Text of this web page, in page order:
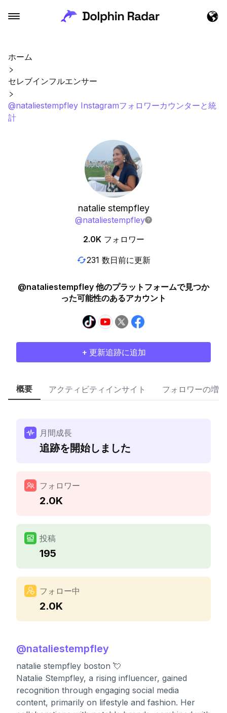
ホーム
セレブインフルエンサー
@nataliestempfley Instagramフォロワーカウンターと統
計
natalie stempfley
@nataliestempfley
2.0K フォロワー
231 数日前に更新
@nataliestempfley 他のプラットフォームで見つか
った可能性のあるアカウント
+ 更新追跡に追加
概要 アクティビティインサイト フォロワーの増加
月間成長
追跡を開始しました
フォロワー
2.0K
投稿
195
フォロー中
2.0K
@nataliestempfley
natalie stempfley boston 💘
Natalie Stempfley, a rising influencer, gained
recognition through engaging social media
content, primarily on lifestyle and fashion. Her